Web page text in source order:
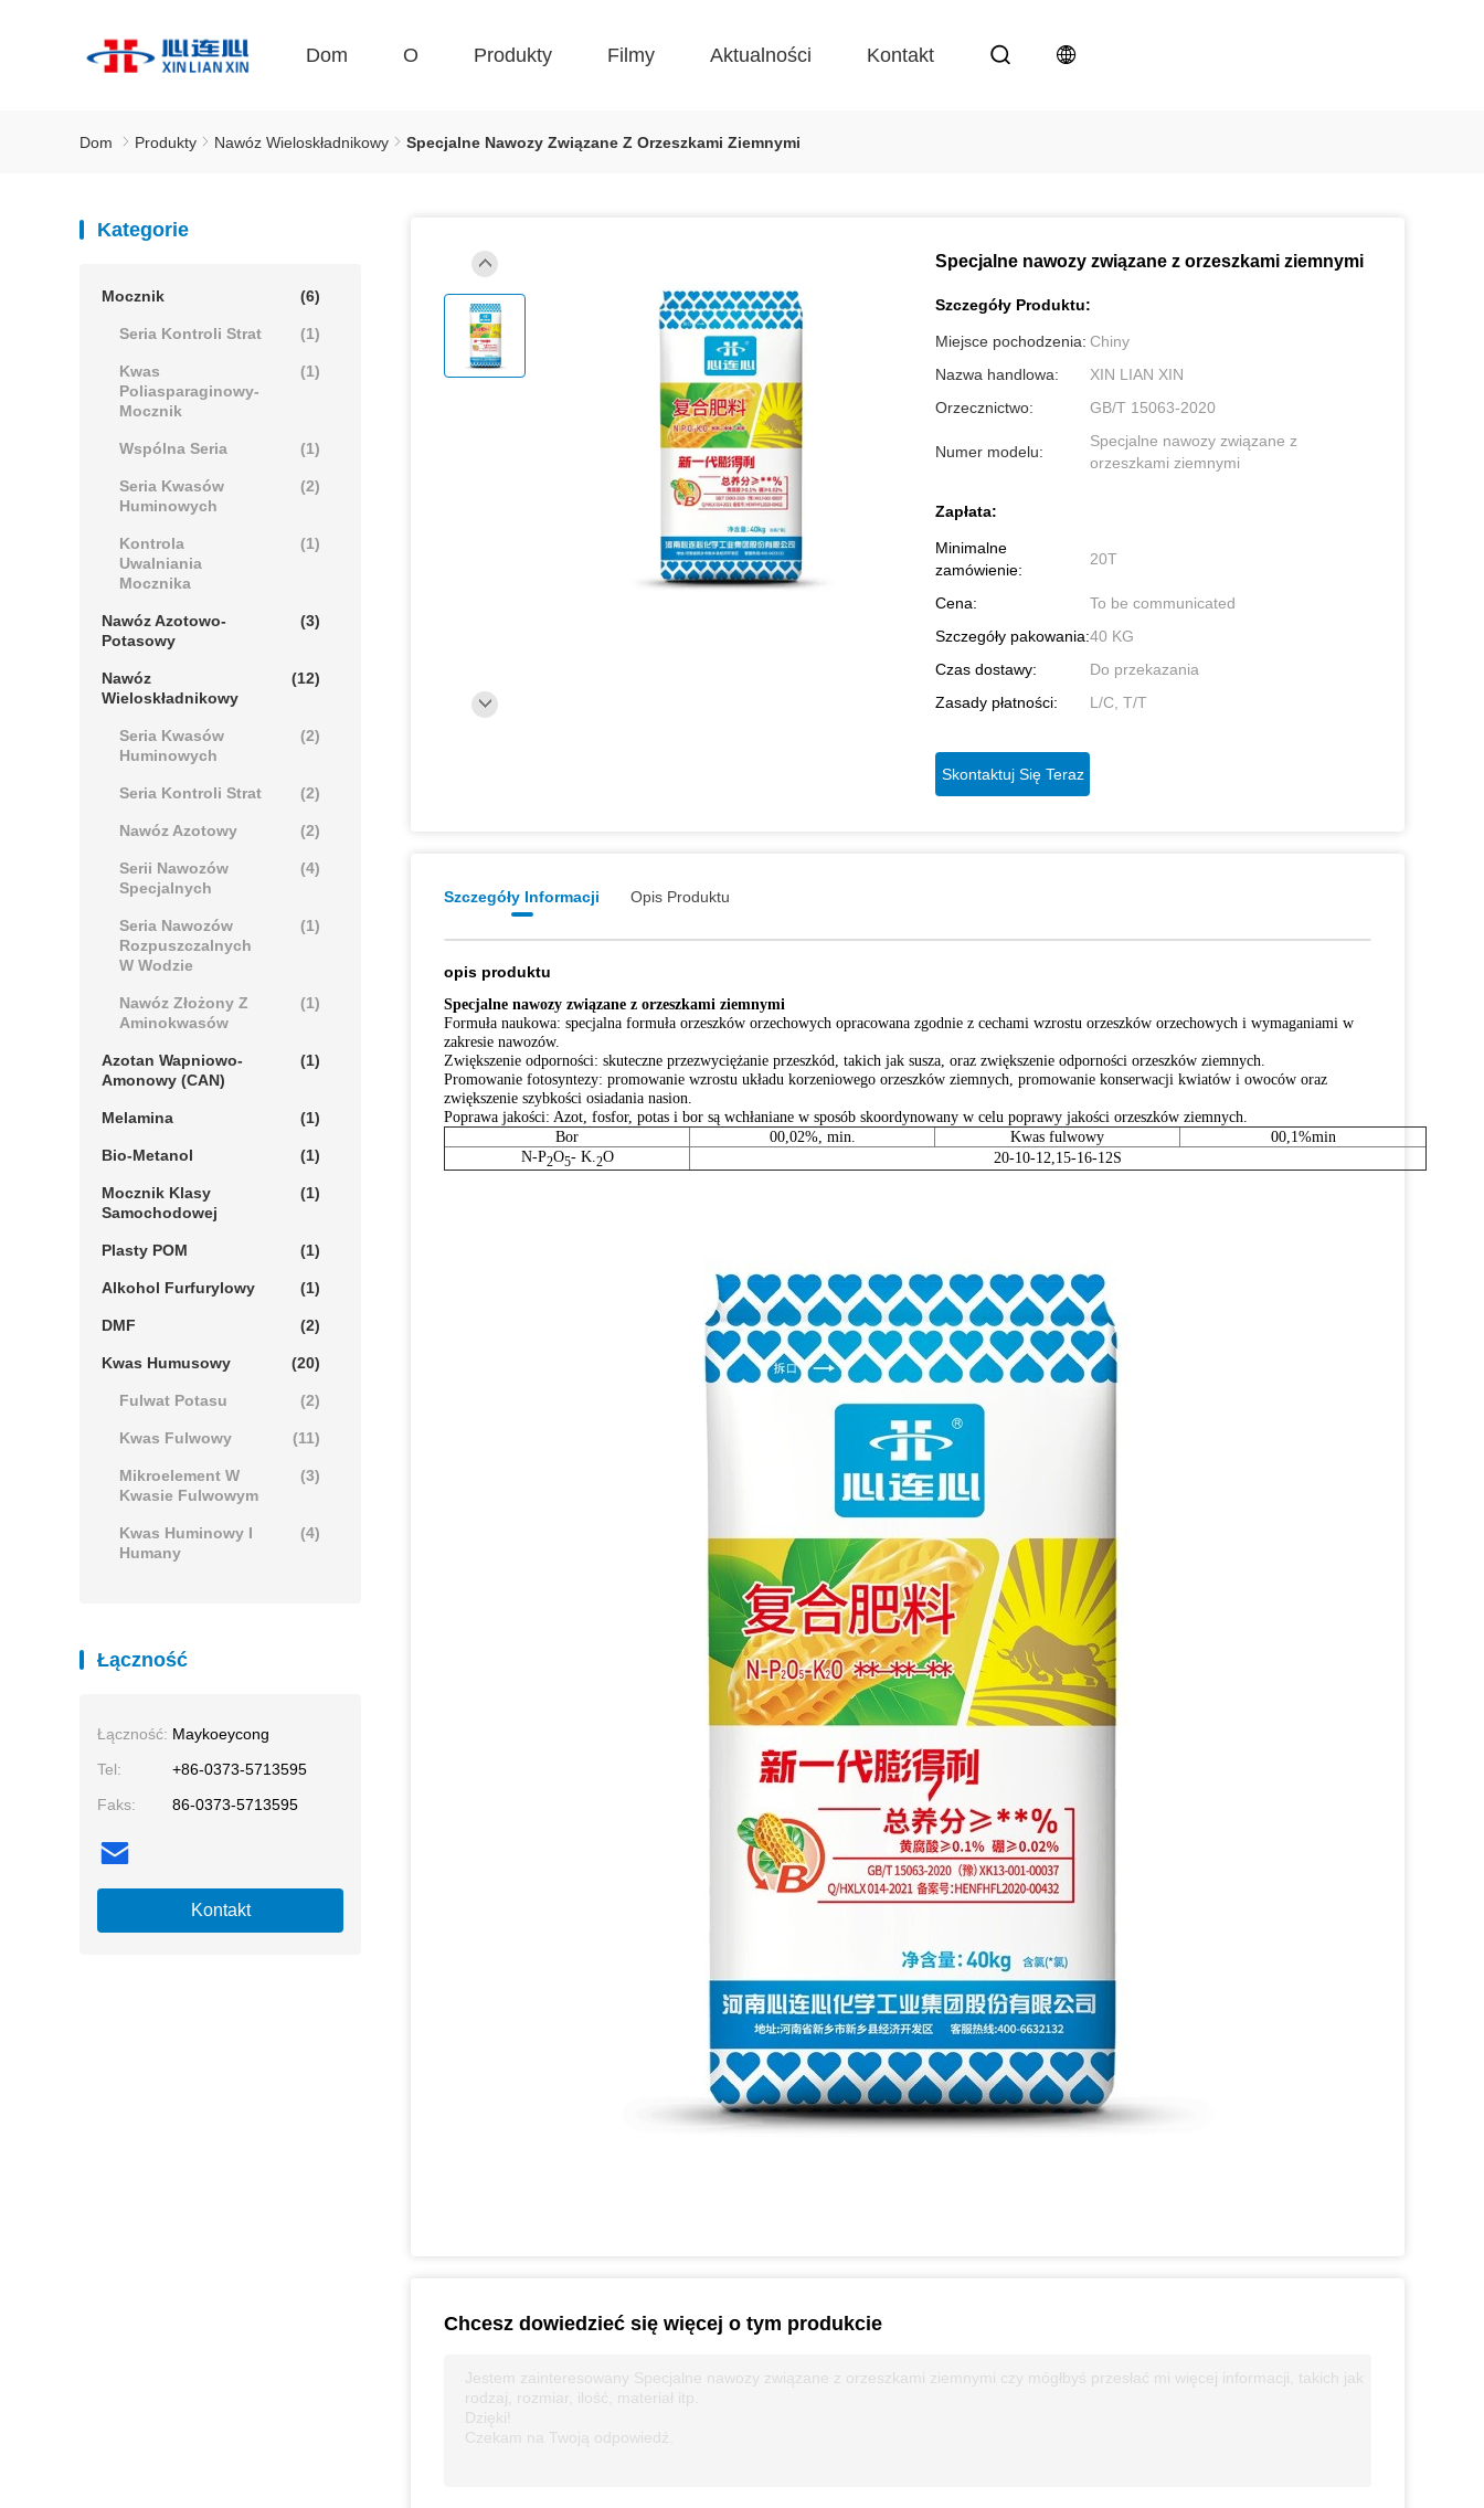
Dom O Produkty Filmy Aktualności Kontakt
Dom Produkty Nawóz Wieloskładnikowy Specjalne Nawozy Związane Z Orzeszkami Ziemnymi
Kategorie
Mocznik (6)
Seria Kontroli Strat (1)
Kwas
Poliasparaginowy-
Mocznik
(1)
Wspólna Seria (1)
Seria Kwasów
Huminowych
(2)
Kontrola
Uwalniania
Mocznika
(1)
Nawóz Azotowo-
Potasowy
(3)
Nawóz
Wieloskładnikowy
(12)
Seria Kwasów
Huminowych
(2)
Seria Kontroli Strat (2)
Nawóz Azotowy (2)
Serii Nawozów
Specjalnych
(4)
Seria Nawozów
Rozpuszczalnych
W Wodzie
(1)
Nawóz Złożony Z
Aminokwasów
(1)
Azotan Wapniowo-
Amonowy (CAN)
(1)
Melamina (1)
Bio-Metanol (1)
Mocznik Klasy
Samochodowej
(1)
Plasty POM (1)
Alkohol Furfurylowy (1)
DMF (2)
Kwas Humusowy (20)
Fulwat Potasu (2)
Kwas Fulwowy (11)
Mikroelement W
Kwasie Fulwowym
(3)
Kwas Huminowy I
Humany
(4)
Łączność
Łączność: Maykoeycong
Tel:
+86-0373-5713595
Faks:
86-0373-5713595
Kontakt
Specjalne nawozy związane z orzeszkami ziemnymi
Szczegóły Produktu:
Miejsce pochodzenia: Chiny
Nazwa handlowa:
XIN LIAN XIN
Orzecznictwo:
GB/T 15063-2020
Numer modelu:
Specjalne nawozy związane z
orzeszkami ziemnymi
Zapłata:
Minimalne
zamówienie:
20T
Cena:
To be communicated
Szczegóły pakowania:40 KG
Czas dostawy:
Do przekazania
Zasady płatności:
L/C, T/T
Skontaktuj Się Teraz
Szczegóły Informacji Opis Produktu
opis produktu
Specjalne nawozy związane z orzeszkami ziemnymi
Formuła naukowa: specjalna formuła orzeszków orzechowych opracowana zgodnie z cechami wzrostu orzeszków orzechowych i wymaganiami w
zakresie nawozów.
Zwiększenie odporności: skuteczne przezwyciężanie przeszkód, takich jak susza, oraz zwiększenie odporności orzeszków ziemnych.
Promowanie fotosyntezy: promowanie wzrostu układu korzeniowego orzeszków ziemnych, promowanie konserwacji kwiatów i owoców oraz
zwiększenie szybkości osiadania nasion.
Poprawa jakości: Azot, fosfor, potas i bor są wchłaniane w sposób skoordynowany w celu poprawy jakości orzeszków ziemnych.
Bor
00,02%, min. Kwas fulwowy
00,1%min
N-P2O5- K.2O 20-10-12,15-16-12S
Chcesz dowiedzieć się więcej o tym produkcie
Jestem zainteresowany Specjalne nawozy związane z orzeszkami ziemnymi czy mógłbyś przesłać mi więcej informacji, takich jak
rodzaj, rozmiar, ilość, materiał itp.
Dzięki!
Czekam na Twoją odpowiedź.